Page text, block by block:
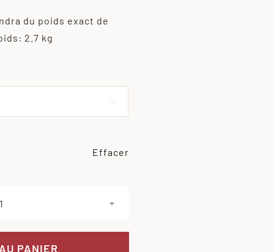
du poids exact de
2.7 kg

Effacer
quantité
GigotPANIER